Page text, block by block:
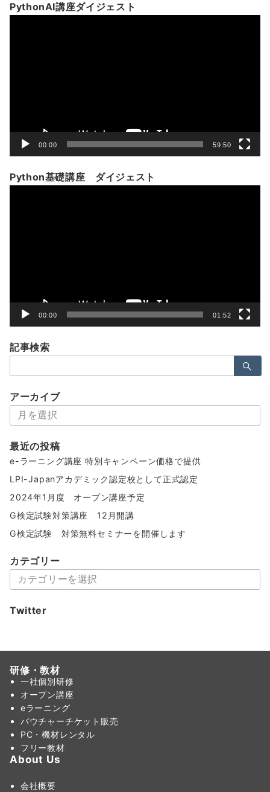
PythonAI講座ダイジェスト
00:00 59:50
Python基礎講座 ダイジェスト
00:00 01:52
記事検索
索：
アーカイブ
ー
イ
ブ
最近の投稿
e-ラーニング講座 特別キャンペーン価格で提供
LPI-Japanアカデミック認定校として正式認定
2024年1月度 オープン講座予定
G検定試験対策講座 12月開講
G検定試験 対策無料セミナーを開催します
カテゴリー
テ
リ
Twitter
研修・教材
一社個別研修
オープン講座
eラーニング
バウチャーチケット販売
PC・機材レンタル
フリー教材
About Us
会社概要